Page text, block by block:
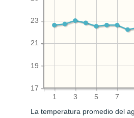
1 3 5 7
17
19
21
23
La temperatura promedio del